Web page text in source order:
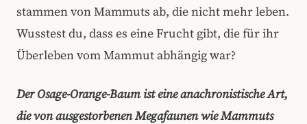
stammen von Mammuts ab, die nicht mehr leben.
Wusstest du, dass es eine Frucht gibt, die für ihr
Überleben vom Mammut abhängig war?
Der Osage-Orange-Baum ist eine anachronistische Art,
die von ausgestorbenen Megafaunen wie Mammuts